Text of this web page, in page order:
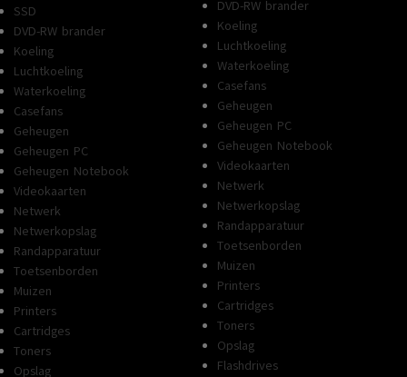
SSD
DVD-RW brander
Koeling
Luchtkoeling
Waterkoeling
Casefans
Geheugen
Geheugen PC
Geheugen Notebook
Videokaarten
Netwerk
Netwerkopslag
Randapparatuur
Toetsenborden
Muizen
Printers
Cartridges
Toners
Opslag
DVD-RW brander
Koeling
Luchtkoeling
Waterkoeling
Casefans
Geheugen
Geheugen PC
Geheugen Notebook
Videokaarten
Netwerk
Netwerkopslag
Randapparatuur
Toetsenborden
Muizen
Printers
Cartridges
Toners
Opslag
Flashdrives